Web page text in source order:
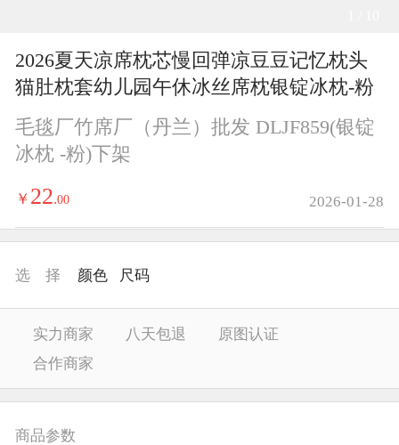
2026夏天凉席枕芯慢回弹凉豆豆记忆枕头
猫肚枕套幼儿园午休冰丝席枕银锭冰枕-粉
毛毯厂竹席厂（丹兰）批发 DLJF859(银锭
冰枕 -粉)下架
￥ 22.00 2026-01-28
选 择 颜色 尺码
实力商家 八天包退
原图认证
合作商家
商品参数